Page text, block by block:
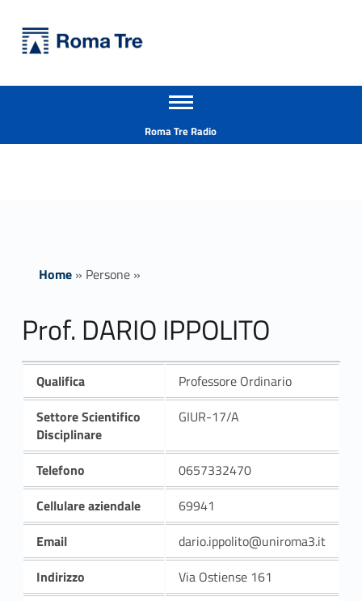
Prof. DARIO IPPOLITO - Università Roma Tre
Apri il menu secondario
Roma Tre Radio
Home» Persone»
Prof. DARIO IPPOLITO
Qualifica
Professore Ordinario
Settore Scientifico
Disciplinare
GIUR-17/A
Telefono
0657332470
Cellulare aziendale
69941
Email
dario.ippolito@uniroma3.it
Indirizzo
Via Ostiense 161